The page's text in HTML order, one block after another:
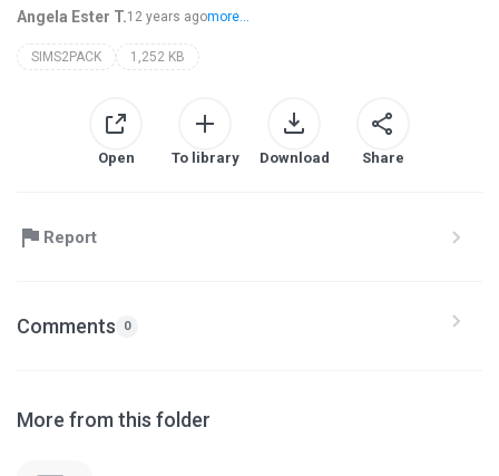
Angela Ester T.12 years agomore...
SIMS2PACK 1,252 KB
Open To library Download Share
Report
Comments 0
More from this folder